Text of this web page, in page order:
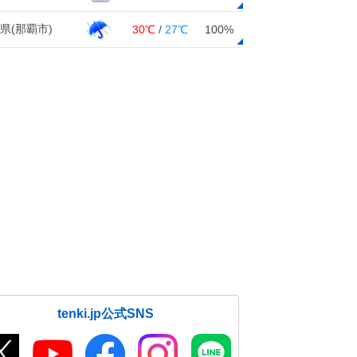
(那覇市) 30℃ / 27℃ 100%
tenki.jp公式SNS